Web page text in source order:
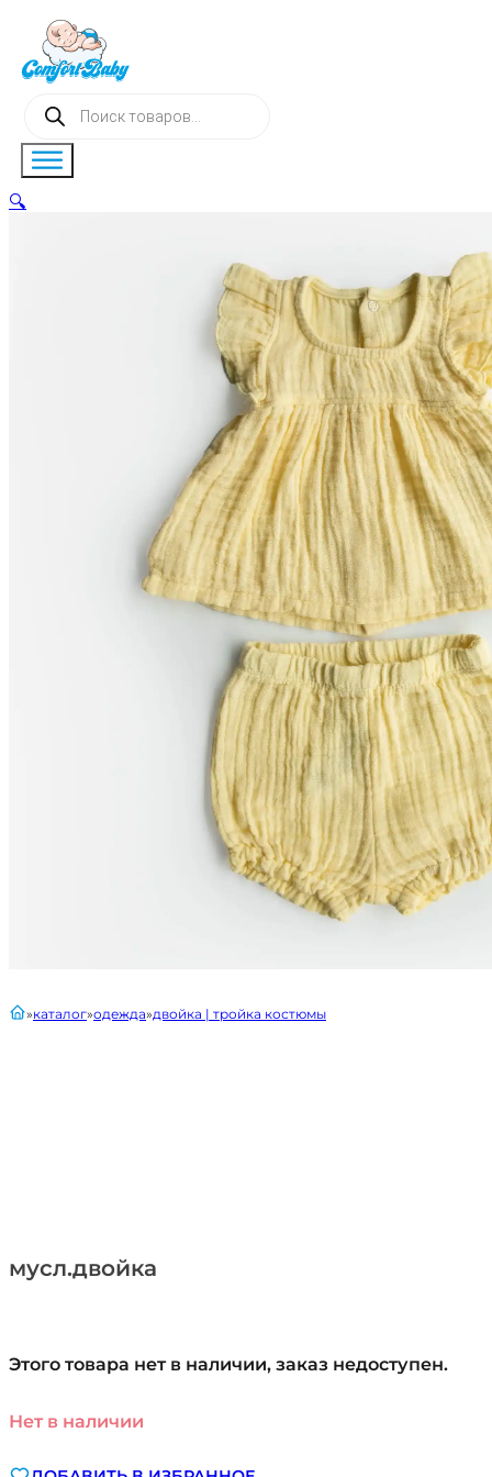
Поиск
товаров
мусл.двойка
главнаякаталог одежда двойка | тройка костюмы
Этого товара нет в наличии, заказ недоступен.
Нет в наличии
🔍